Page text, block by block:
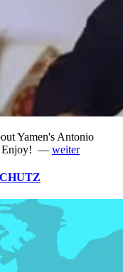
Yamen's Antonio
Enjoy! — weiter